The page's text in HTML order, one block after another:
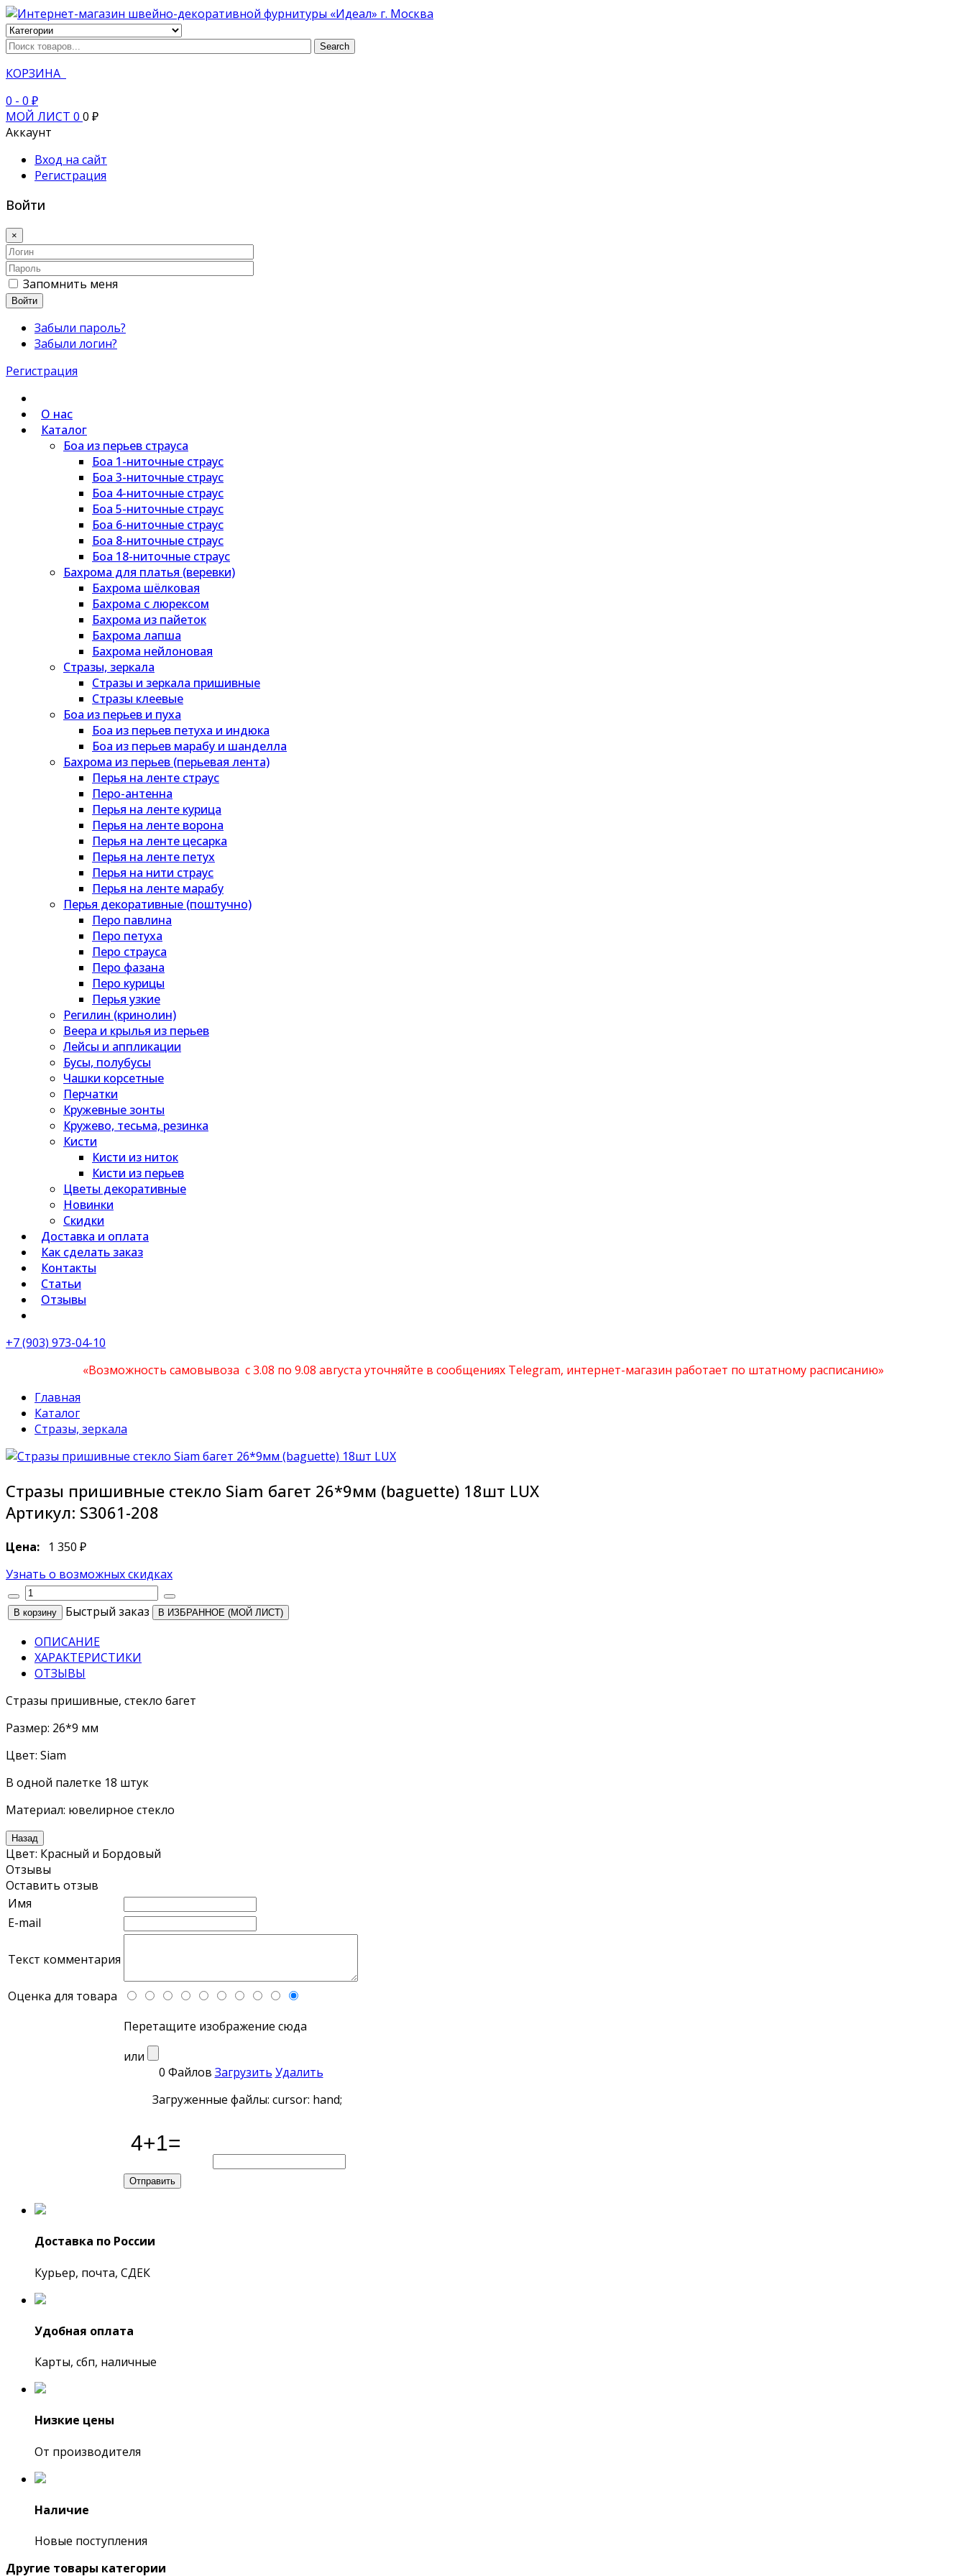
Search
КОРЗИНА
0 - 0 ₽
МОЙ ЛИСТ 0 0 ₽
Аккаунт
Вход на сайт
Регистрация
Войти
×
Запомнить меня
Войти
Забыли пароль?
Забыли логин?
Регистрация
О нас
Каталог
Боа из перьев страуса
Боа 1-ниточные страус
Боа 3-ниточные страус
Боа 4-ниточные страус
Боа 5-ниточные страус
Боа 6-ниточные страус
Боа 8-ниточные страус
Боа 18-ниточные страус
Бахрома для платья (веревки)
Бахрома шёлковая
Бахрома с люрексом
Бахрома из пайеток
Бахрома лапша
Бахрома нейлоновая
Стразы, зеркала
Стразы и зеркала пришивные
Стразы клеевые
Боа из перьев и пуха
Боа из перьев петуха и индюка
Боа из перьев марабу и шанделла
Бахрома из перьев (перьевая лента)
Перья на ленте страус
Перо-антенна
Перья на ленте курица
Перья на ленте ворона
Перья на ленте цесарка
Перья на ленте петух
Перья на нити страус
Перья на ленте марабу
Перья декоративные (поштучно)
Перо павлина
Перо петуха
Перо страуса
Перо фазана
Перо курицы
Перья узкие
Регилин (кринолин)
Веера и крылья из перьев
Лейсы и аппликации
Бусы, полубусы
Чашки корсетные
Перчатки
Кружевные зонты
Кружево, тесьма, резинка
Кисти
Кисти из ниток
Кисти из перьев
Цветы декоративные
Новинки
Скидки
Доставка и оплата
Как сделать заказ
Контакты
Статьи
Отзывы
+7 (903) 973-04-10
«Возможность самовывоза с 3.08 по 9.08 августа уточняйте в сообщениях Telegram, интернет-магазин работает по штатному расписанию»
Главная
Каталог
Стразы, зеркала
Стразы пришивные стекло Siam багет 26*9мм (baguette) 18шт LUX
Артикул: S3061-208
Цена:
1 350 ₽
Узнать о возможных скидках
Быстрый заказ В ИЗБРАННОЕ (МОЙ ЛИСТ)
ОПИСАНИЕ
ХАРАКТЕРИСТИКИ
ОТЗЫВЫ
Стразы пришивные, стекло багет
Размер: 26*9 мм
Цвет: Siam
В одной палетке 18 штук
Материал: ювелирное стекло
Цвет: Красный и Бордовый
Отзывы
Оставить отзыв
Имя
E-mail
Текст комментария
Оценка для товара
Перетащите изображение сюда
или
0 Файлов Загрузить Удалить
Загруженные файлы: cursor: hand;
Доставка по России
Курьер, почта, СДЕК
Удобная оплата
Карты, сбп, наличные
Низкие цены
От производителя
Наличие
Новые поступления
Другие товары категории